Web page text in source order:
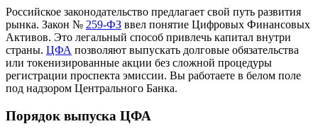
Российское законодательство предлагает свой путь развития
рынка. Закон № 259-ФЗ ввел понятие Цифровых Финансовых
Активов. Это легальный способ привлечь капитал внутри
страны. ЦФА позволяют выпускать долговые обязательства
или токенизированные акции без сложной процедуры
регистрации проспекта эмиссии. Вы работаете в белом поле
под надзором Центрального Банка.
Порядок выпуска ЦФА